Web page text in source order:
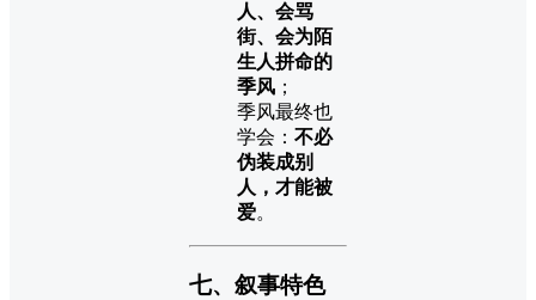
人、会骂
街、会为陌
生人拼命的
季风 ；
季风最终也
学会： 不必
伪装成别
人，才能被
爱。
七、叙事特色